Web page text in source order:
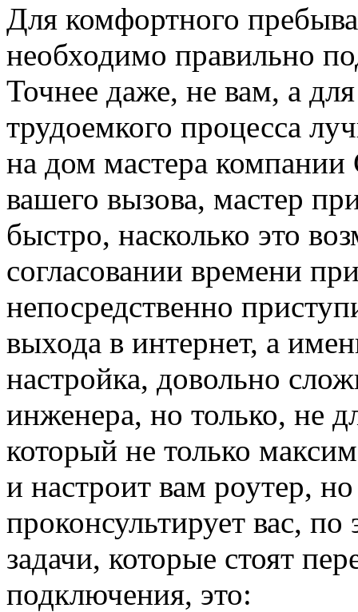
Для комфортного
необходимо правильно
Точнее даже, не вам, а
трудоемкого процесса
на дом мастера
вашего вызова, мастер
быстро, насколько это
согласовании времени
непосредственно
выхода в интернет, а
настройка, довольно
инженера, но только, не
который не только
и настроит вам роутер,
проконсультирует вас,
задачи, которые стоят
подключения, это: